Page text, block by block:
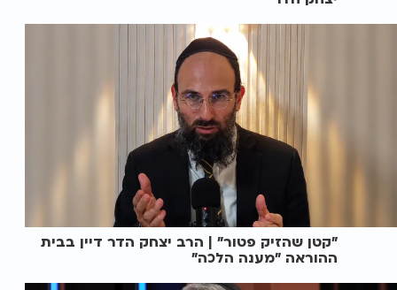
"קטן שהזיק פטור" | הרב יצחק הדר דיין בבית
ההוראה "מענה הלכה"